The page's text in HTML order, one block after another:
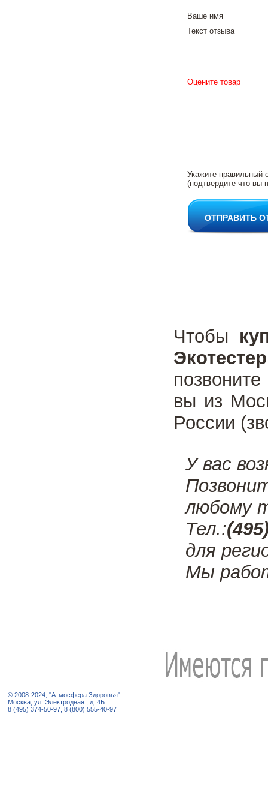
Ваше имя
Текст отзыва
Оцените товар
Укажите правильный
(подтвердите что вы
ОТПРАВИТЬ
Чтобы
вы из
России
У вас
любому
Тел.:
для
Мы
© 2008-2024, "Атмосфера Здоровья"
Москва, ул. Электродная , д. 4Б
8 (495) 374-50-97, 8 (800) 555-40-97